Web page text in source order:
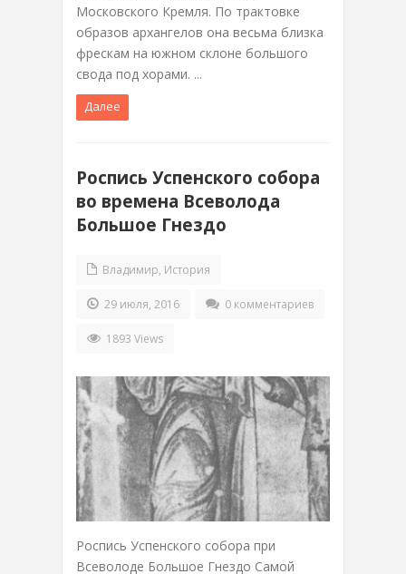
Московского Кремля. По трактовке
образов архангелов она весьма близка
фрескам на южном склоне большого
свода под хорами. ...
Далее
Роспись Успенского собора
во времена Всеволода
Большое Гнездо
Владимир, История
29 июля, 2016 0 комментариев
1893 Views
Роспись Успенского собора при
Всеволоде Большое Гнездо Самой